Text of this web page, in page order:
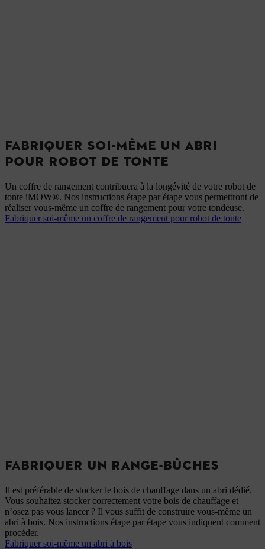
FABRIQUER SOI-MÊME UN ABRI
POUR ROBOT DE TONTE
Un coffre de rangement contribuera à la longévité de votre robot de
tonte iMOW®. Nos instructions étape par étape vous permettront de
réaliser vous-même un coffre de rangement pour votre tondeuse.
Fabriquer soi-même un coffre de rangement pour robot de tonte
FABRIQUER UN RANGE-BÛCHES
Il est préférable de stocker le bois de chauffage dans un abri dédié.
Vous souhaitez stocker correctement votre bois de chauffage et
n’osez pas vous lancer ? Il vous suffit de construire vous-même un
abri à bois. Nos instructions étape par étape vous indiquent comment
procéder.
Fabriquer soi-même un abri à bois